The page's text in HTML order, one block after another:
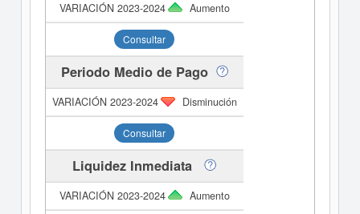
Aumento
Consultar
Periodo Medio de Pago
Disminución
Consultar
Liquidez Inmediata
Aumento